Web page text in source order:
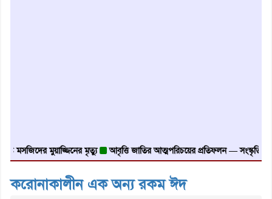
মুয়াজ্জিনের মৃত্যু আবৃত্তি জাতির আত্মপরিচয়ের প্রতিফলন — সংস্কৃতি মন্ত্রী
করোনাকালীন এক অন্য রকম ঈদ